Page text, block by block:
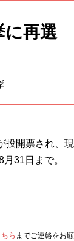
に再選
開票され、
31日まで。
ら までご連絡をお